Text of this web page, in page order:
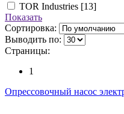
TOR Industries [13]
Показать
Сортировка:
Выводить по:
Страницы:
1
Опрессовочный насос